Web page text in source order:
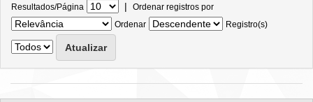
Resultados/Página | Ordenar registros por
Ordenar
Registro(s)